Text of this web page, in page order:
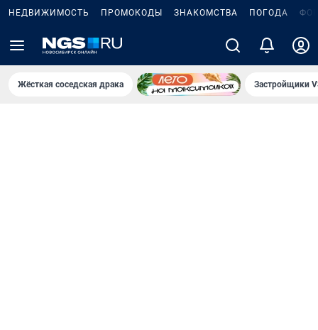
НЕДВИЖИМОСТЬ ПРОМОКОДЫ ЗНАКОМСТВА ПОГОДА
Жёсткая соседская драка Застройщики